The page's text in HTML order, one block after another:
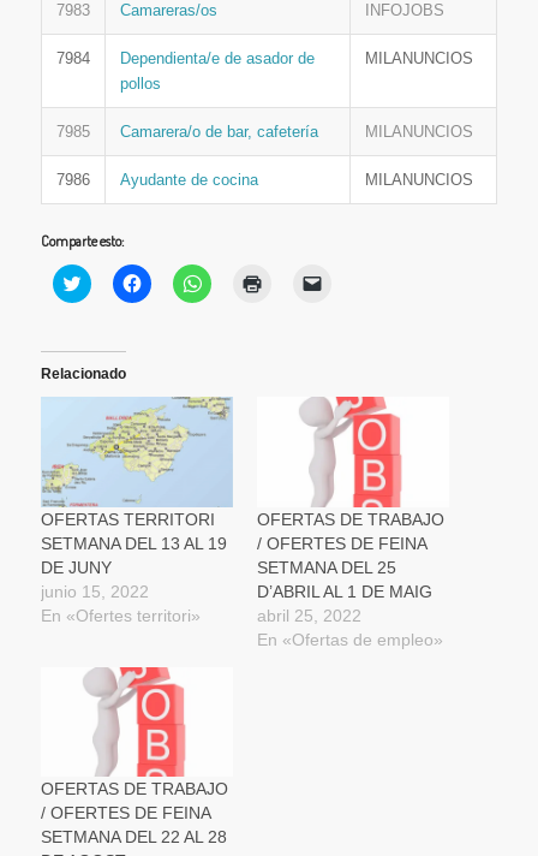
7983 Camareras/os INFOJOBS
7984
Dependienta/e de asador de
pollos
MILANUNCIOS
7985 Camarera/o de bar, cafetería MILANUNCIOS
7986 Ayudante de cocina MILANUNCIOS
Comparte esto:
Haz
clic
Twitter
(Se
una
ventana
nueva)
Haz
clic
en
una
ventana
nueva)
Haz
clic
en
una
ventana
ventana
nueva)
electrónico
a
un
amigo
(Se
en
una
ventana
nueva)
Relacionado
OFERTAS TERRITORI
SETMANA DEL 13 AL 19
DE JUNY
junio 15, 2022
En «Ofertes territori»
OFERTAS DE TRABAJO
/ OFERTES DE FEINA
SETMANA DEL 25
D’ABRIL AL 1 DE MAIG
abril 25, 2022
En «Ofertas de empleo»
OFERTAS DE TRABAJO
/ OFERTES DE FEINA
SETMANA DEL 22 AL 28